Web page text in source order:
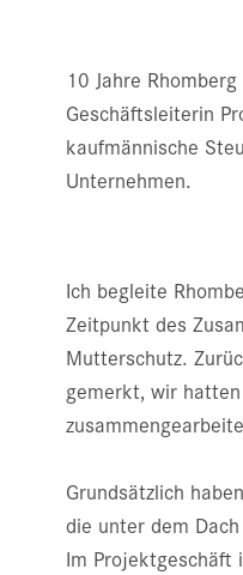
10 Jahre
Geschäftsleiterin
kaufmännische
Unternehmen.
Ich begleite
Zeitpunkt des
Mutterschutz.
gemerkt, wir
Grundsätzlich
die unter dem
Im Projektgeschäft